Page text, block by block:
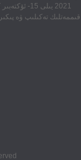
2021 يىلى
قىممەتلىك تەكىلىپ ۋە
©